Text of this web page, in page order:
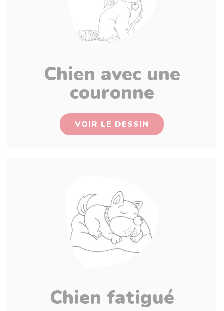
Chien avec une
couronne
VOIR LE DESSIN
Chien fatigué